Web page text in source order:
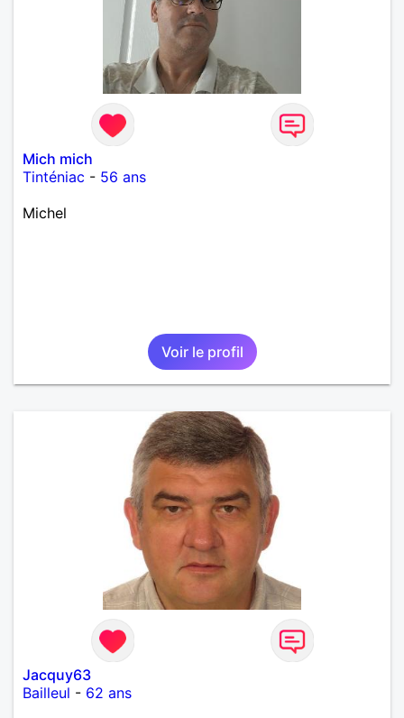
Mich mich
Tinténiac - 56 ans
Michel
Voir le profil
Jacquy63
Bailleul - 62 ans